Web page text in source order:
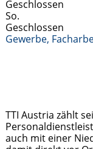
Geschlossen
So.
Geschlossen
Gewerbe,
TTI Austria zählt
auch mit einer